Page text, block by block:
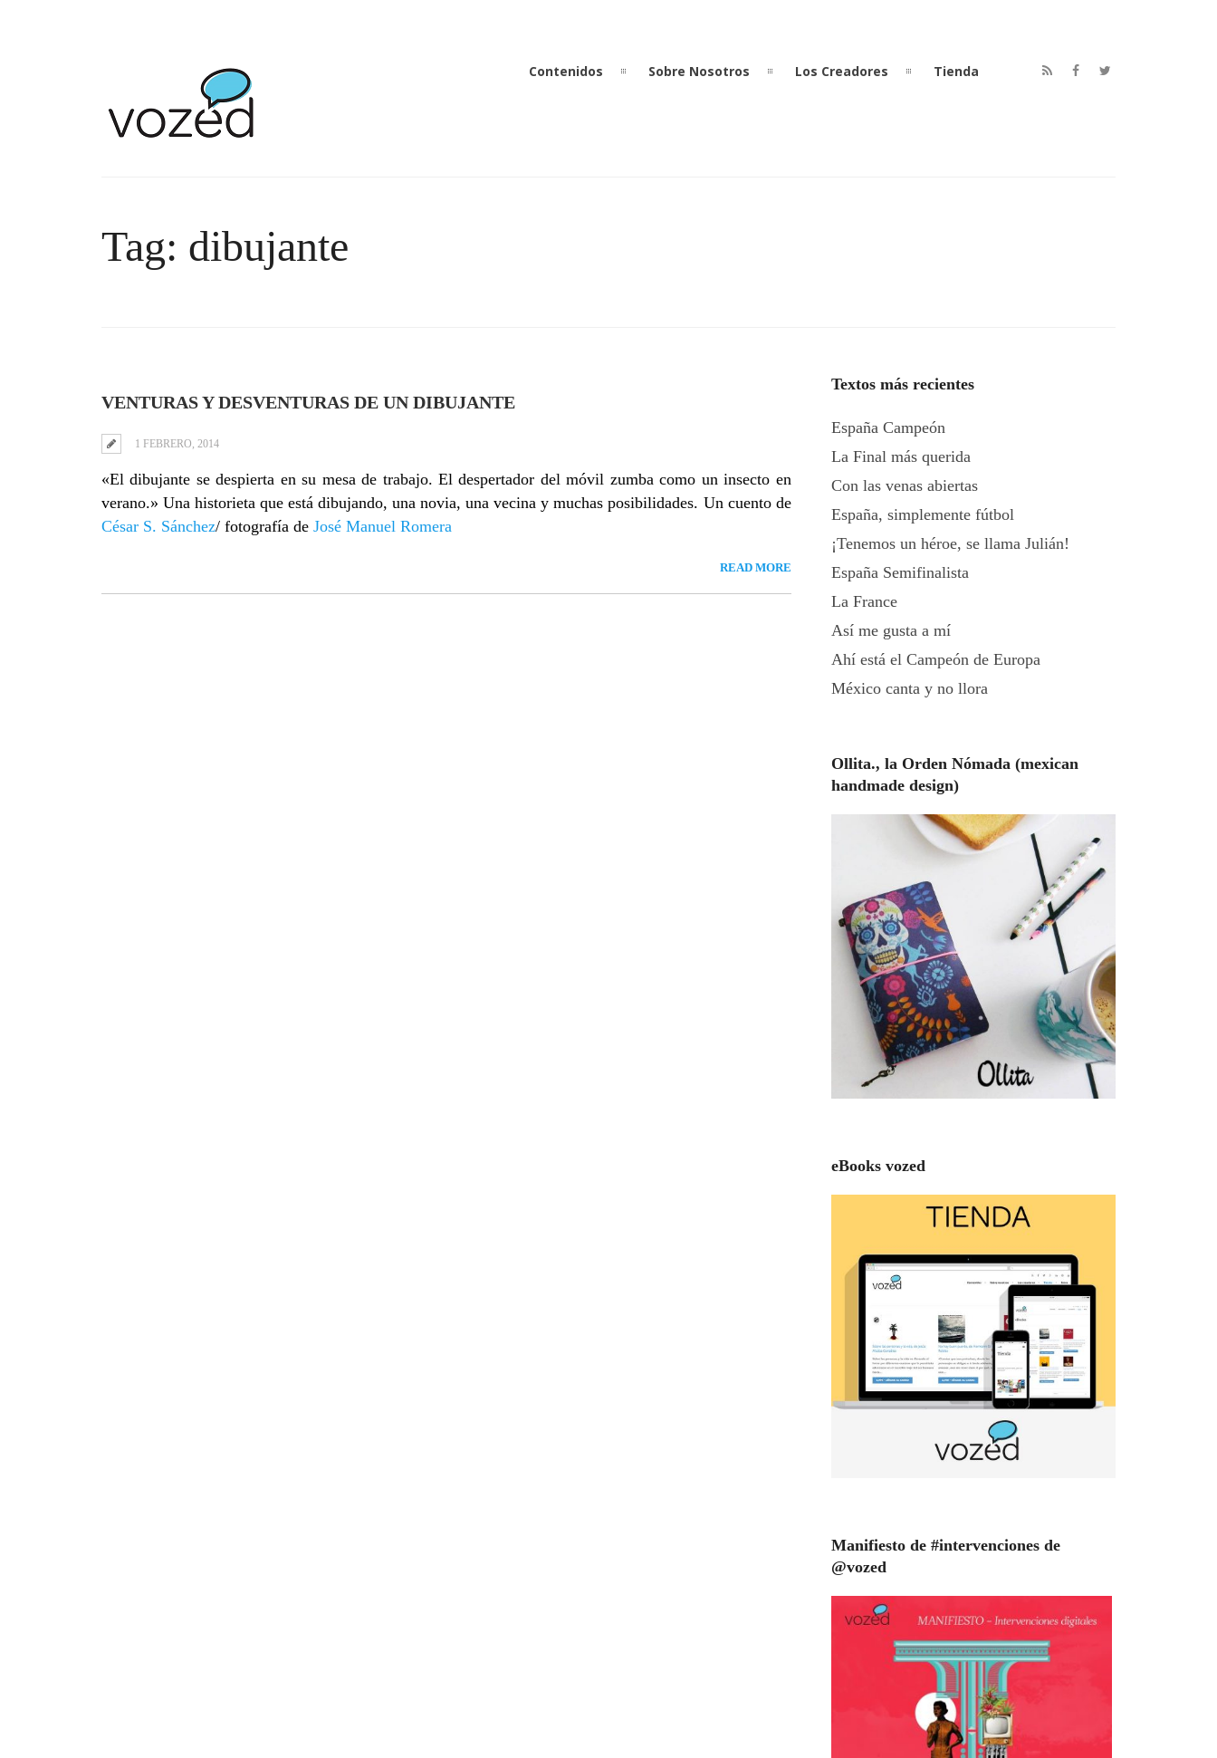
Contenidos Sobre Nosotros Los Creadores Tienda
Tag: dibujante
VENTURAS Y DESVENTURAS DE UN DIBUJANTE
1 FEBRERO, 2014
«El dibujante se despierta en su mesa de trabajo. El despertador del móvil zumba como un insecto en
verano.» Una historieta que está dibujando, una novia, una vecina y muchas posibilidades. Un cuento de
César S. Sánchez/ fotografía de José Manuel Romera
READ MORE
Textos más recientes
España Campeón
La Final más querida
Con las venas abiertas
España, simplemente fútbol
¡Tenemos un héroe, se llama Julián!
España Semifinalista
La France
Así me gusta a mí
Ahí está el Campeón de Europa
México canta y no llora
Ollita., la Orden Nómada (mexican
handmade design)
eBooks vozed
Manifiesto de #intervenciones de
@vozed